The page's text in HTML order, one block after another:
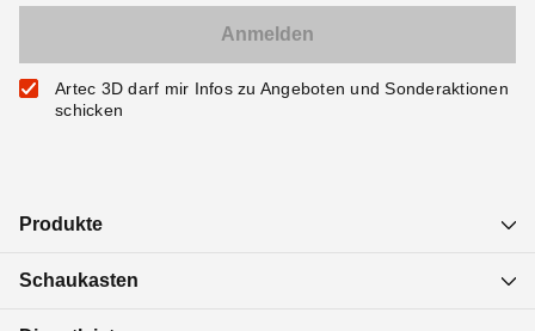
Artec 3D darf mir Infos zu Angeboten und Sonderaktionen
schicken
Produkte
Schaukasten